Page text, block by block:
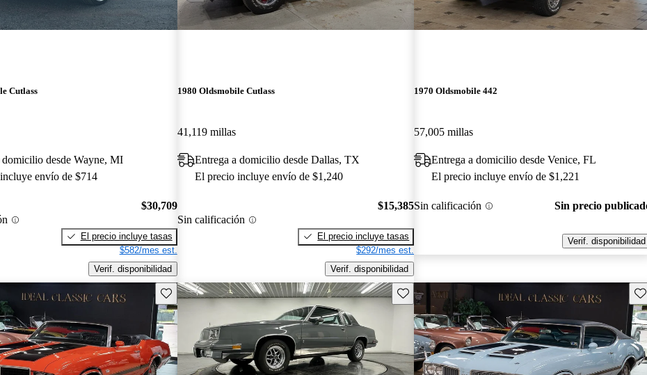
Cutlass
domicilio desde Wayne, MI
envío de $714
$30,709
El precio incluye tasas
$582/mes est.
Verif. disponibilidad
1980 Oldsmobile Cutlass
41,119 millas
Entrega a domicilio desde Dallas, TX
El precio incluye envío de $1,240
Sin calificación
$15,385
El precio incluye tasas
$292/mes est.
Verif. disponibilidad
1970 Oldsmobile 442
57,005 millas
Entrega a domicilio desde Venice, FL
El precio incluye envío de $1,221
Sin calificación Sin precio
Verif. disponibilidad
Guarda este Aviso Guarda este Aviso